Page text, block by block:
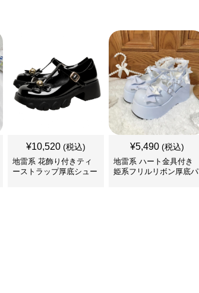
¥10,520 (税込)
地雷系 花飾り付きティ
ーストラップ厚底シュー
¥5,490 (税込)
地雷系 ハート金具付き
姫系フリルリボン厚底パ